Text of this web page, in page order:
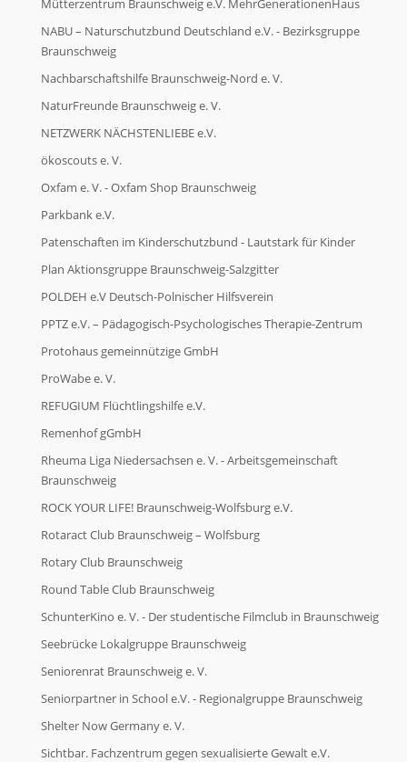
Mütterzentrum Braunschweig e.V. MehrGenerationenHaus
NABU – Naturschutzbund Deutschland e.V. - Bezirksgruppe
Braunschweig
Nachbarschaftshilfe Braunschweig-Nord e. V.
NaturFreunde Braunschweig e. V.
NETZWERK NÄCHSTENLIEBE e.V.
ökoscouts e. V.
Oxfam e. V. - Oxfam Shop Braunschweig
Parkbank e.V.
Patenschaften im Kinderschutzbund - Lautstark für Kinder
Plan Aktionsgruppe Braunschweig-Salzgitter
POLDEH e.V Deutsch-Polnischer Hilfsverein
PPTZ e.V. – Pädagogisch-Psychologisches Therapie-Zentrum
Protohaus gemeinnützige GmbH
ProWabe e. V.
REFUGIUM Flüchtlingshilfe e.V.
Remenhof gGmbH
Rheuma Liga Niedersachsen e. V. - Arbeitsgemeinschaft
Braunschweig
ROCK YOUR LIFE! Braunschweig-Wolfsburg e.V.
Rotaract Club Braunschweig – Wolfsburg
Rotary Club Braunschweig
Round Table Club Braunschweig
SchunterKino e. V. - Der studentische Filmclub in Braunschweig
Seebrücke Lokalgruppe Braunschweig
Seniorenrat Braunschweig e. V.
Seniorpartner in School e.V. - Regionalgruppe Braunschweig
Shelter Now Germany e. V.
Sichtbar. Fachzentrum gegen sexualisierte Gewalt e.V.